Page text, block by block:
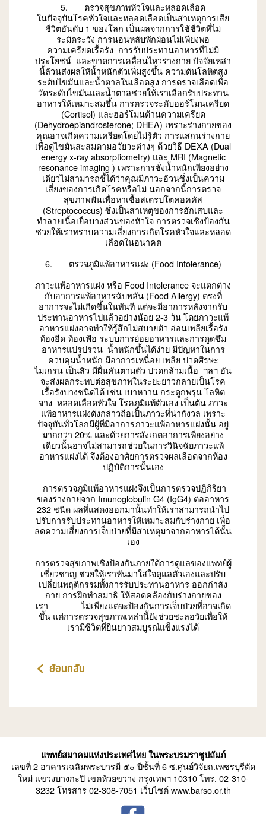
5. ตรวจสุขภาพหัวใจและหลอดเลือด
ในปัจจุบันโรคหัวใจและหลอดเลือดเป็นสาเหตุการเสีย
ชีวิตอันดับ 1 ของโลก เป็นผลจากการใช้ชีวิตที่ไม่
ระมัดระวัง การนอนหลับพักผ่อนไม่เพียงพอ
ความเครียดเรื้อรัง การรับประทานอาหารที่ไม่มี
ประโยชน์ และขาดการเคลื่อนไหวร่างกาย ปัจจัยเหล่า
นี้ล้วนส่งผลให้น้ำหนักตัวเพิ่มสูงขึ้น ความดันโลหิตสูง
ระดับไขมันและน้ำตาลในเลือดสูง การตรวจเลือดเพื่อ
วัดระดับไขมันและน้ำตาลช่วยให้เราเลือกรับประทาน
อาหารให้เหมาะสมขึ้น การตรวจระดับฮอร์โมนเครียด
(Cortisol) และฮอร์โมนต้านความเครียด
(Dehydroepiandrosterone; DHEA) เพราะร่างกายของ
คุณอาจเกิดความเครียดโดยไม่รู้ตัว การแสกนร่างกาย
เพื่อดูไขมันสะสมตามอวัยวะต่างๆ ด้วยวิธี DEXA (Dual
energy x-ray absorptiometry) และ MRI (Magnetic
resonance imaging ) เพราะการชั่งน้ำหนักเพียงอย่าง
เดียวไม่สามารถชี้ได้ว่าคุณมีภาวะอ้วนซึ่งเป็นความ
เสี่ยงของการเกิดโรคหรือไม่ นอกจากนี้การตรวจ
สุขภาพฟันเพื่อหาเชื้อสเตรปโตคอคคัส
(Streptococcus) ซึ่งเป็นสาเหตุของการอักเสบและ
ทำลายเนื้อเยื่อบางส่วนของหัวใจ การตรวจเชิงป้องกัน
ช่วยให้เราทราบความเสี่ยงการเกิดโรคหัวใจและหลอด
เลือดในอนาคต
6. ตรวจภูมิแพ้อาหารแฝง (Food Intolerance)
ภาวะแพ้อาหารแฝง หรือ Food Intolerance จะแตกต่าง
กับอาการแพ้อาหารฉับพลัน (Food Allergy) ตรงที่
อาการจะไม่เกิดขึ้นในทันที แต่จะมีอาการหลังจากรับ
ประทานอาหารไปแล้วอย่างน้อย 2-3 วัน โดยภาวะแพ้
อาหารแฝงอาจทำให้รู้สึกไม่สบายตัว อ่อนเพลียเรื้อรัง
ท้องอืด ท้องเฟ้อ ระบบการย่อยอาหารและการดูดซึม
อาหารแปรปรวน น้ำหนักขึ้นได้ง่าย มีปัญหาในการ
ควบคุมน้ำหนัก มีอาการเหนื่อย เพลีย ปวดศีรษะ
ไมเกรน เป็นสิว มีผื่นคันตามตัว ปวดกล้ามเนื้อ ฯลฯ อัน
จะส่งผลกระทบต่อสุขภาพในระยะยาวกลายเป็นโรค
เรื้อรังบางชนิดได้ เช่น เบาหวาน กระดูกพรุน โลหิต
จาง หลอดเลือดหัวใจ โรคภูมิแพ้ตัวเอง เป็นต้น ภาวะ
แพ้อาหารแฝงดังกล่าวถือเป็นภาวะที่น่ากังวล เพราะ
ปัจจุบันทั่วโลกมีผู้ที่มีอาการภาวะแพ้อาหารแฝงนั้น อยู่
มากกว่า 20% และด้วยการสังเกตอาการเพียงอย่าง
เดียวนั้นอาจไม่สามารถช่วยในการวินิจฉัยภาวะแพ้
อาหารแฝงได้ จึงต้องอาศัยการตรวจผลเลือดจากห้อง
ปฏิบัติการนั้นเอง
การตรวจภูมิแพ้อาหารแฝงจึงเป็นการตรวจปฏิกิริยา
ของร่างกายจาก Imunoglobulin G4 (IgG4) ต่ออาหาร
232 ชนิด ผลที่แสดงออกมานั้นทำให้เราสามารถนำไป
ปรับการรับประทานอาหารให้เหมาะสมกับร่างกาย เพื่อ
ลดความเสี่ยงการเจ็บป่วยที่มีสาเหตุมาจากอาหารได้นั้น
เอง
การตรวจสุขภาพเชิงป้องกันภายใต้การดูแลของแพทย์ผู้
เชี่ยวชาญ ช่วยให้เราหันมาใส่ใจดูแลตัวเองและปรับ
เปลี่ยนพฤติกรรมทั้งการรับประทานอาหาร ออกกำลัง
กาย การฝึกทำสมาธิ ให้สอดคล้องกับร่างกายของ
เรา ไม่เพียงแต่จะป้องกันการเจ็บป่วยที่อาจเกิด
ขึ้น แต่การตรวจสุขภาพเหล่านี้ยังช่วยชะลอวัยเพื่อให้
เรามีชีวิตที่ยืนยาวสมบูรณ์แข็งแรงได้
ย้อนกลับ
แพทย์สมาคมแห่งประเทศไทย ในพระบรมราชูปถัมภ์
เลขที่ 2 อาคารเฉลิมพระบารมี ๕๐ ปีชั้นที่ 6 ซ.ศูนย์วิจัยถ.เพชรบุรีตัด
ใหม่ แขวงบางกะปิ เขตห้วยขวาง กรุงเทพฯ 10310 โทร. 02-310-
3232 โทรสาร 02-308-7051 เว็บไซต์ www.barso.or.th